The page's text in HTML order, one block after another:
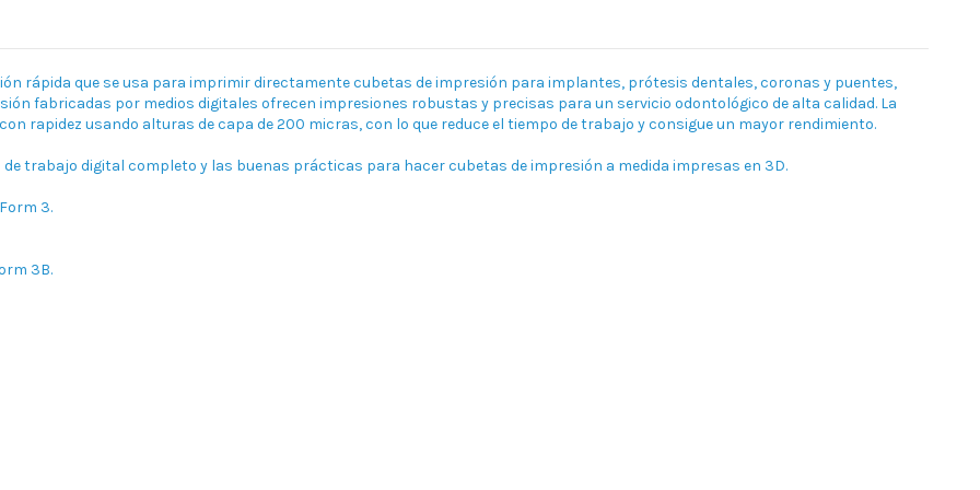
rápida que se usa para imprimir directamente cubetas de impresión para implantes, prótesis dentales, coronas y puentes,
fabricadas por medios digitales ofrecen impresiones robustas y precisas para un servicio odontológico de alta calidad. La
rapidez usando alturas de capa de 200 micras, con lo que reduce el tiempo de trabajo y consigue un mayor rendimiento.
trabajo digital completo y las buenas prácticas para hacer cubetas de impresión a medida impresas en 3D.
3.
3B.